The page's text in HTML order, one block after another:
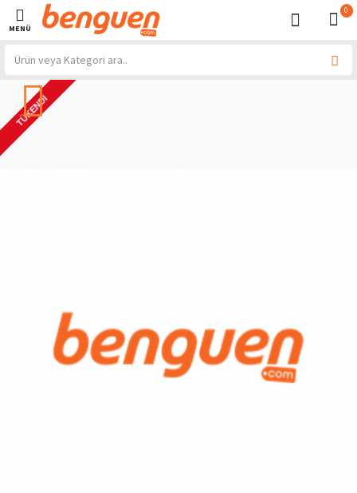
0
TÜKENDI